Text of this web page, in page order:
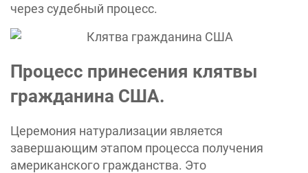
через судебный процесс.
Процесс принесения клятвы
гражданина США.
Церемония натурализации является
завершающим этапом процесса получения
американского гражданства. Это